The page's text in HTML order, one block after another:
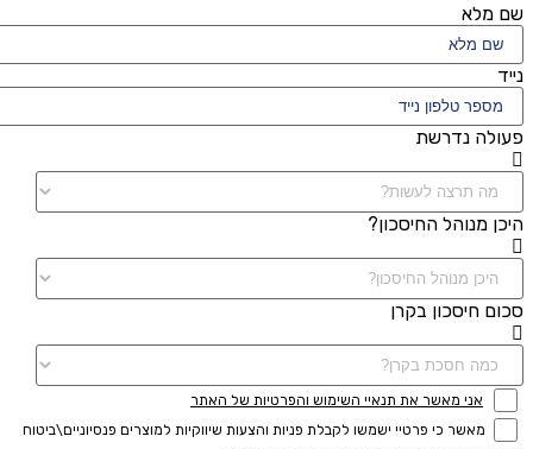
שם מלא
נייד
פעולה נדרשת
היכן מנוהל החיסכון?
סכום חיסכון בקרן
אני מאשר את תנאיי השימוש והפרטיות של האתר
מאשר כי פרטיי ישמשו לקבלת פניות והצעות שיווקיות למוצרים פנסיוניים\ביטוח